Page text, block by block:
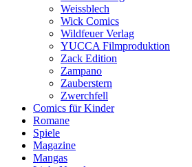
Weissblech
Wick Comics
Wildfeuer Verlag
YUCCA Filmproduktion
Zack Edition
Zampano
Zauberstern
Zwerchfell
Comics für Kinder
Romane
Spiele
Magazine
Mangas